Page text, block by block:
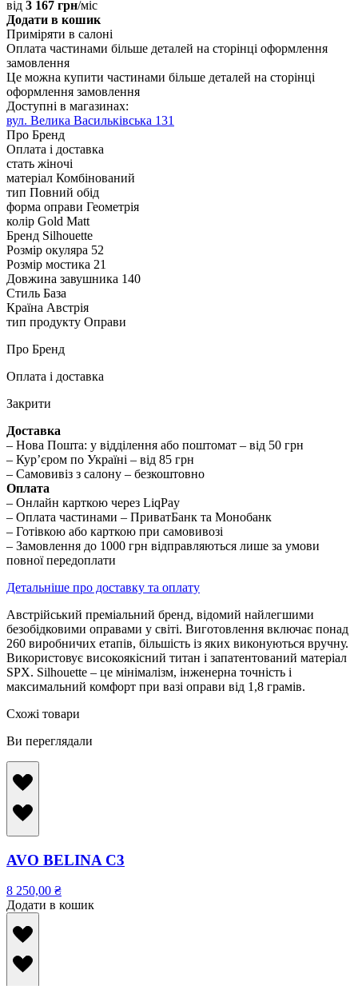
від 3 167 грн/міс
Додати в кошик
Приміряти в салоні
Оплата частинами більше деталей на сторінці оформлення
замовлення
Це можна купити частинами більше деталей на сторінці
оформлення замовлення
Доступні в магазинах:
вул. Велика Васильківська 131
Про Бренд
Оплата і доставка
стать жіночі
матеріал Комбінований
тип Повний обід
форма оправи Геометрія
колір Gold Matt
Бренд Silhouette
Розмір окуляра 52
Розмір мостика 21
Довжина завушника 140
Стиль База
Країна Австрія
тип продукту Оправи
Про Бренд
Оплата і доставка
Закрити
Доставка
– Нова Пошта: у відділення або поштомат – від 50 грн
– Кур’єром по Україні – від 85 грн
– Самовивіз з салону – безкоштовно
Оплата
– Онлайн карткою через LiqPay
– Оплата частинами – ПриватБанк та Монобанк
– Готівкою або карткою при самовивозі
– Замовлення до 1000 грн відправляються лише за умови
повної передоплати
Детальніше про доставку та оплату
Австрійський преміальний бренд, відомий найлегшими
безобідковими оправами у світі. Виготовлення включає понад
260 виробничих етапів, більшість із яких виконуються вручну.
Використовує високоякісний титан і запатентований матеріал
SPX. Silhouette – це мінімалізм, інженерна точність і
максимальний комфорт при вазі оправи від 1,8 грамів.
Схожі товари
Ви переглядали
AVO BELINA C3
8 250,00 ₴
Додати в кошик